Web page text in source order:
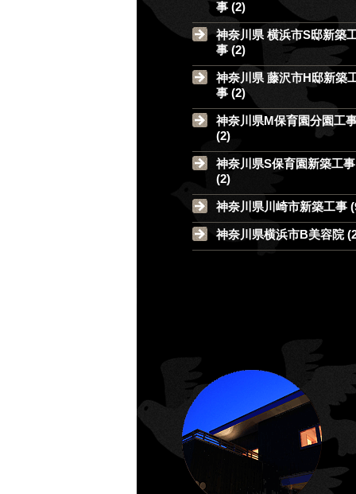
事 (2)
神奈川県 横浜市S邸新築
事 (2)
神奈川県 藤沢市H邸新築
事 (2)
神奈川県M保育園分園工
(2)
神奈川県S保育園新築工事
(2)
神奈川県川崎市新築工事
神奈川県横浜市B美容院